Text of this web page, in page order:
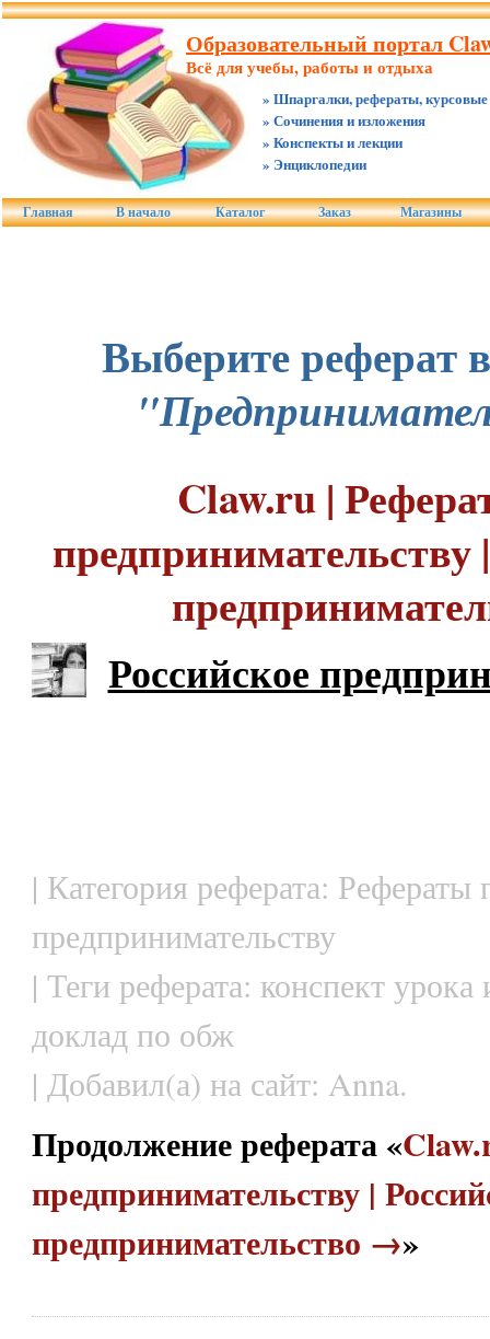
Образовательный портал
Всё для учебы, работы и отдыха
» Шпаргалки, рефераты, курсовые
» Сочинения и изложения
» Конспекты и лекции
» Энциклопедии
Главная В начало Каталог Заказ Магазины
Выберите реферат
Claw.ru |
предпринимательству
Российское
| Категория реферата: Рефераты
предпринимательству
| Теги реферата: конспект
доклад по обж
| Добавил(а) на сайт: Anna.
Продолжение реферата «
предпринимательству |
предпринимательство →»